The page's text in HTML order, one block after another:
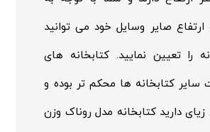
صایر وسایل خود می توانید
را تعیین نمایید. کتابخانه های
کتابخانه ها محکم تر بوده و
دارید کتابخانه مدل روناک وزن